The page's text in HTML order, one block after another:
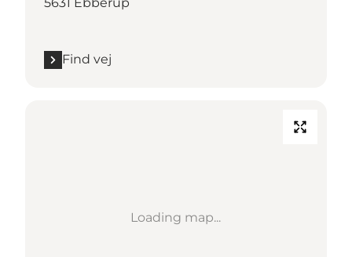
5631 Ebberup
Find vej
Loading map...